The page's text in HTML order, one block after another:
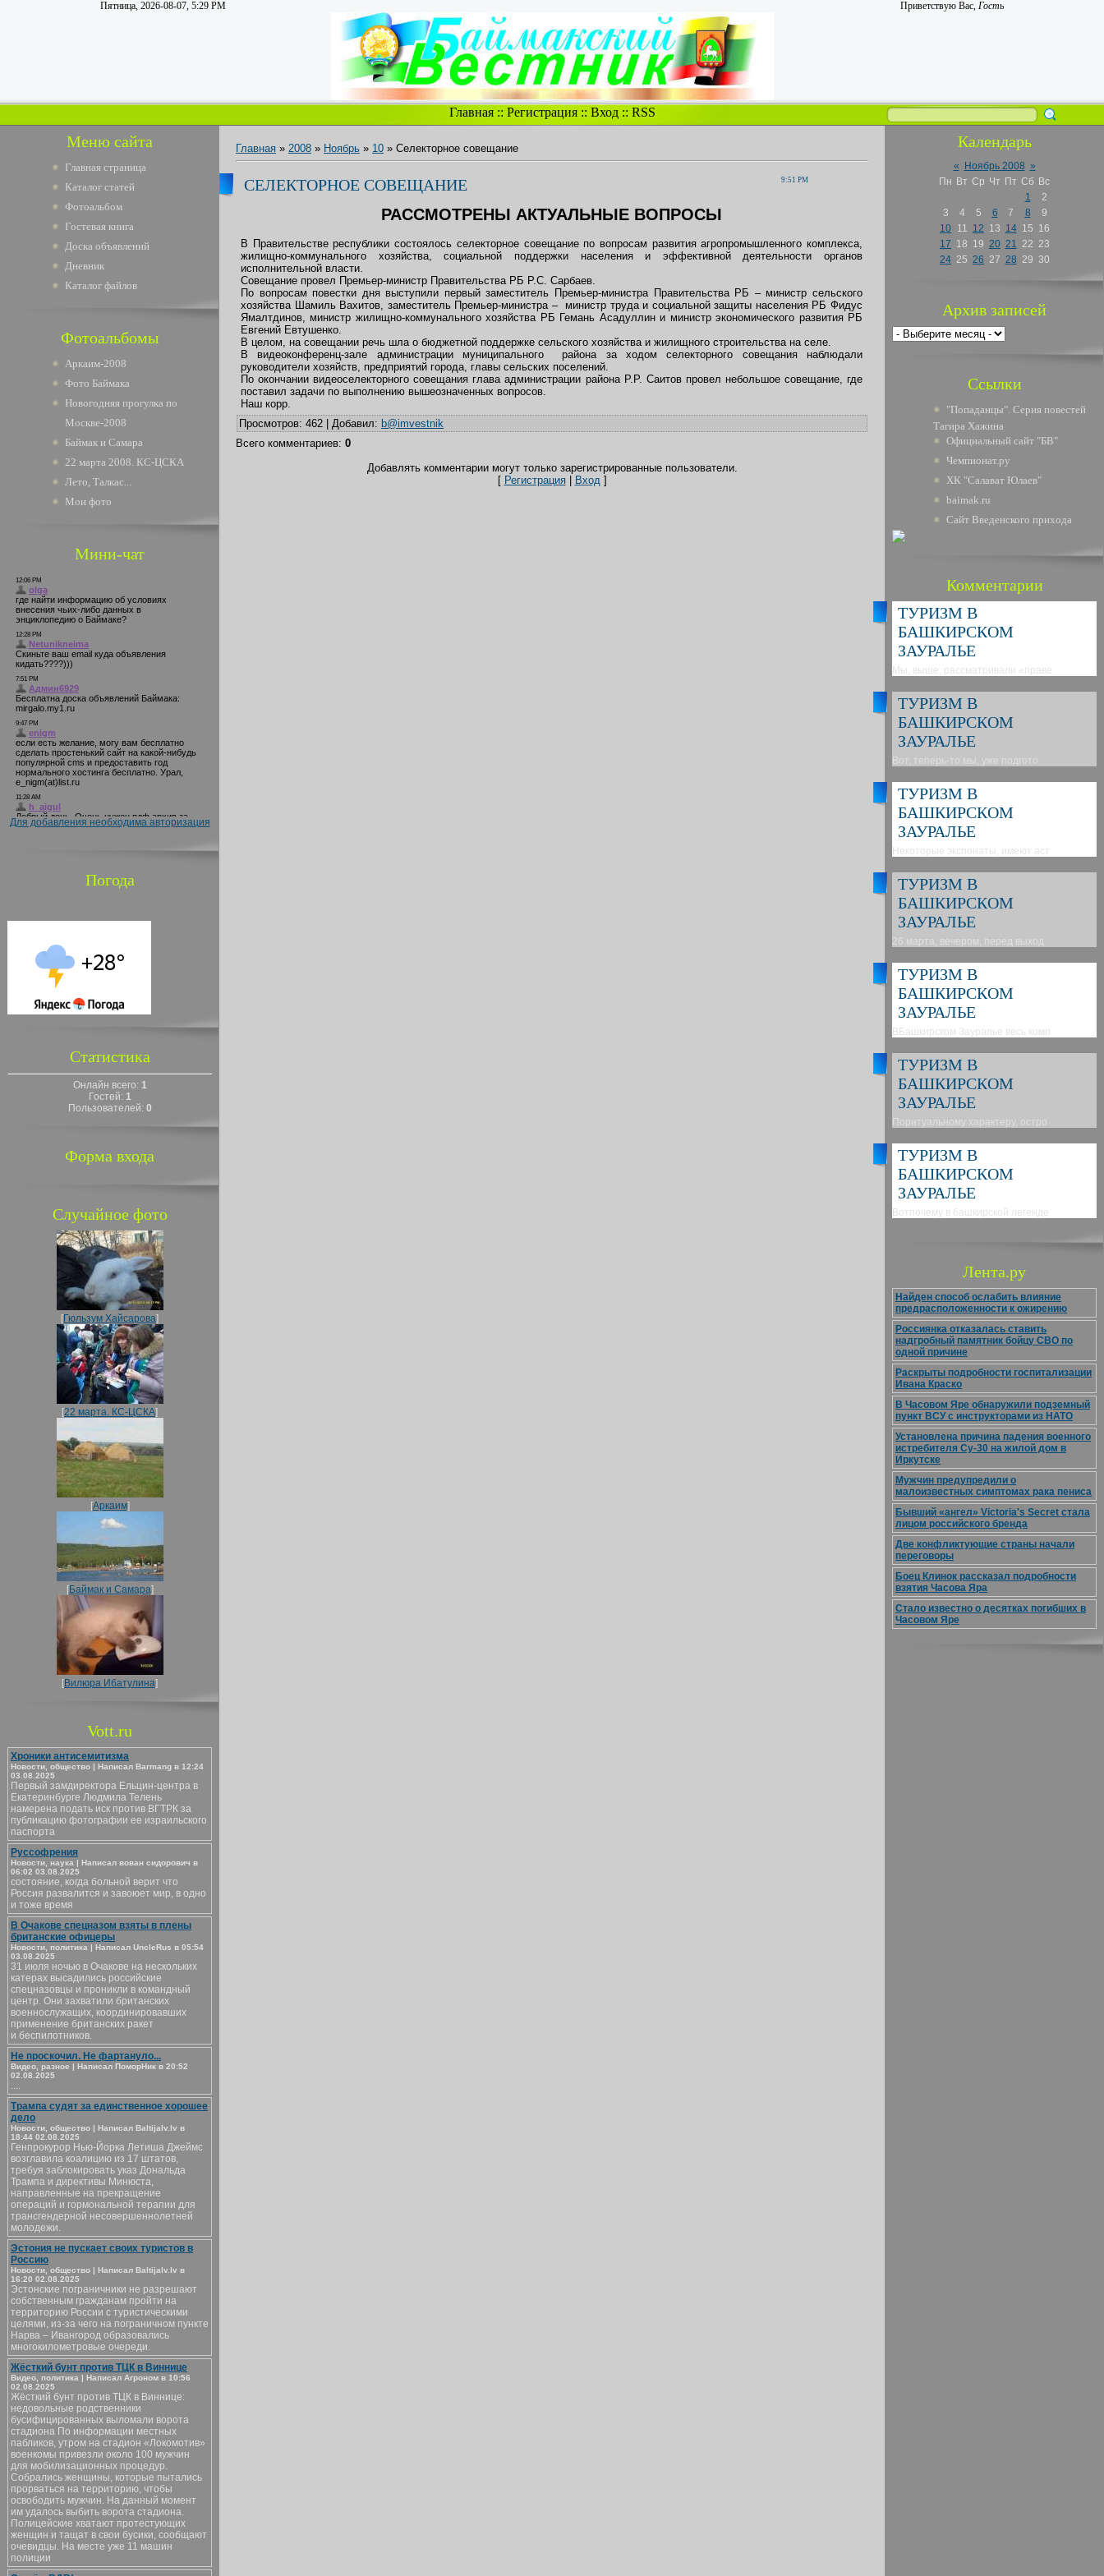
Пятница, 2026-08-07, 5:29 PM Приветствую Вас, Гость
Главная:: Регистрация:: Вход:: RSS
Меню сайта
Главная страница
Каталог статей
Фотоальбом
Гостевая книга
Доска объявлений
Дневник
Каталог файлов
Фотоальбомы
Аркаим-2008
Фото Баймака
Новогодняя прогулка по
Москве-2008
Баймак и Самара
22 марта 2008. КС-ЦСКА
Лето, Талкас...
Мои фото
Мини-чат
Для добавления необходима авторизация
Погода
Статистика
Онлайн всего: 1
Гостей: 1
Пользователей: 0
Форма входа
Случайное фото
[Гюльзум Хайсарова]
[22 марта. КС-ЦСКА]
[Аркаим]
[Баймак и Самара]
[Вилюра Ибатулина]
Vott.ru
Хроники антисемитизма
Новости, общество | Написал Barmang в 12:24
03.08.2025
Первый замдиректора Ельцин-центра в
Екатеринбурге Людмила Телень
намерена подать иск против ВГТРК за
публикацию фотографии ее израильского
паспорта
Руссофрения
Новости, наука | Написал вован сидорович в
06:02 03.08.2025
состояние, когда больной верит что
Россия развалится и завоюет мир, в одно
и тоже время
В Очакове спецназом взяты в плены
британские офицеры
Новости, политика | Написал UncleRus в 05:54
03.08.2025
31 июля ночью в Очакове на нескольких
катерах высадились российские
спецназовцы и проникли в командный
центр. Они захватили британских
военнослужащих, координировавших
применение британских ракет
и беспилотников.
Не проскочил. Не фартануло...
Видео, разное | Написал ПоморНик в 20:52
02.08.2025
....
Трампа судят за единственное хорошее
дело
Новости, общество | Написал Baltijalv.lv в
18:44 02.08.2025
Генпрокурор Нью-Йорка Летиша Джеймс
возглавила коалицию из 17 штатов,
требуя заблокировать указ Дональда
Трампа и директивы Минюста,
направленные на прекращение
операций и гормональной терапии для
трансгендерной несовершеннолетней
молодежи.
Эстония не пускает своих туристов в
Россию
Новости, общество | Написал Baltijalv.lv в
16:20 02.08.2025
Эстонские пограничники не разрешают
собственным гражданам пройти на
территорию России с туристическими
целями, из-за чего на пограничном пункте
Нарва – Ивангород образовались
многокилометровые очереди.
Жёсткий бунт против ТЦК в Виннице
Видео, политика | Написал Агроном в 10:56
02.08.2025
Жёсткий бунт против ТЦК в Виннице:
недовольные родственники
бусифицированных выломали ворота
стадиона По информации местных
пабликов, утром на стадион «Локомотив»
военкомы привезли около 100 мужчин
для мобилизационных процедур.
Собрались женщины, которые пытались
прорваться на территорию, чтобы
освободить мужчин. На данный момент
им удалось выбить ворота стадиона.
Полицейские хватают протестующих
женщин и тащат в свои бусики, сообщают
очевидцы. На месте уже 11 машин
полиции
Главная » 2008 » Ноябрь » 10 » Селекторное совещание
9:51 PM
СЕЛЕКТОРНОЕ СОВЕЩАНИЕ
РАССМОТРЕНЫ АКТУАЛЬНЫЕ ВОПРОСЫ
В Правительстве республики состоялось селекторное совещание по вопросам развития агропромышленного комплекса,
жилищно-коммунального хозяйства, социальной поддержки населения и эффективной деятельности органов
исполнительной власти.
Совещание провел Премьер-министр Правительства РБ Р.С. Сарбаев.
По вопросам повестки дня выступили первый заместитель Премьер-министра Правительства РБ – министр сельского
хозяйства Шамиль Вахитов, заместитель Премьер-министра – министр труда и социальной защиты населения РБ Фидус
Ямалтдинов, министр жилищно-коммунального хозяйства РБ Гемань Асадуллин и министр экономического развития РБ
Евгений Евтушенко.
В целом, на совещании речь шла о бюджетной поддержке сельского хозяйства и жилищного строительства на селе.
В видеоконференц-зале администрации муниципального района за ходом селекторного совещания наблюдали
руководители хозяйств, предприятий города, главы сельских поселений.
По окончании видеоселекторного совещания глава администрации района Р.Р. Саитов провел небольшое совещание, где
поставил задачи по выполнению вышеозначенных вопросов.
Наш корр.
Просмотров: 462 | Добавил: b@imvestnik
Всего комментариев: 0
Добавлять комментарии могут только зарегистрированные пользователи.
[ Регистрация| Вход]
Календарь
« Ноябрь 2008 »
Пн Вт Ср Чт Пт Сб Вс
1
2
3
4 5 6 7 8
9
10 11 12 13 14 15 16
17 18 19 20 21 22 23
24 25 26 27 28 29 30
Архив записей
Ссылки
"Попаданцы". Серия повестей
Тагира Хажина
Официальный сайт "БВ"
Чемпионат.ру
ХК "Салават Юлаев"
baimak.ru
Сайт Введенского прихода
Комментарии
ТУРИЗМ В
БАШКИРСКОМ
ЗАУРАЛЬЕ
Мы, выше, рассматривали «праве
ТУРИЗМ В
БАШКИРСКОМ
ЗАУРАЛЬЕ
Вот, теперь-то мы, уже подгото
ТУРИЗМ В
БАШКИРСКОМ
ЗАУРАЛЬЕ
Некоторые экспонаты, имеют аст
ТУРИЗМ В
БАШКИРСКОМ
ЗАУРАЛЬЕ
26 марта, вечером, перед выход
ТУРИЗМ В
БАШКИРСКОМ
ЗАУРАЛЬЕ
ВБашкирском Зауралье весь комп
ТУРИЗМ В
БАШКИРСКОМ
ЗАУРАЛЬЕ
Поритуальному характеру, остро
ТУРИЗМ В
БАШКИРСКОМ
ЗАУРАЛЬЕ
Вотпочему в башкирской легенде
Лента.ру
Найден способ ослабить влияние
предрасположенности к ожирению
Россиянка отказалась ставить
надгробный памятник бойцу СВО по
одной причине
Раскрыты подробности госпитализации
Ивана Краско
В Часовом Яре обнаружили подземный
пункт ВСУ с инструкторами из НАТО
Установлена причина падения военного
истребителя Су-30 на жилой дом в
Иркутске
Мужчин предупредили о
малоизвестных симптомах рака пениса
Бывший «ангел» Victoria's Secret стала
лицом российского бренда
Две конфликтующие страны начали
переговоры
Боец Клинок рассказал подробности
взятия Часова Яра
Стало известно о десятках погибших в
Часовом Яре